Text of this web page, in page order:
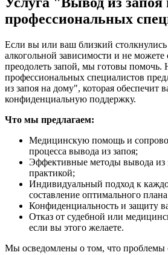
профессиональных
Если вы или ваш близкий
алкогольной зависимости и не можете
преодолеть запой, мы готовы помочь.
профессиональных специалистов
из запоя на дому", которая обеспечит
конфиденциальную поддержку.
Что мы предлагаем:
Медицинскую помощь и
процесса вывода из запоя;
Эффективные методы вывода из
практикой;
Индивидуальный подход к
составление оптимального
Конфиденциальность и защиту
Отказ от судебной или
если вы этого желаете.
Мы осведомлены о том, что проблемы